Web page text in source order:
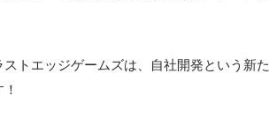
トエッジゲームズは、自社開発という新た